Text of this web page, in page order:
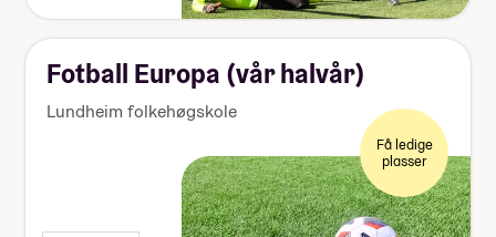
Fotball Europa (vår halvår)
Lundheim folkehøgskole
Få ledige
plasser